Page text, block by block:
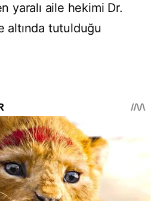
yaralı aile hekimi Dr.
altında tutulduğu